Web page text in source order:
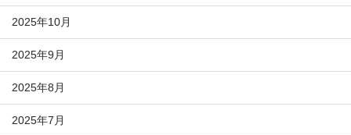
2025年10月
2025年9月
2025年8月
2025年7月